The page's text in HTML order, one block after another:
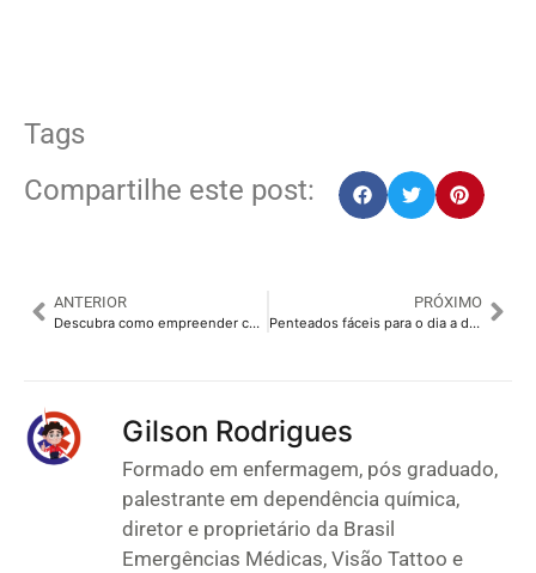
Tags
Compartilhe este post:
ANTERIOR
Descubra como empreender com sucesso: quando começar, habilidades e sua importância
PRÓXIMO
Penteados fáceis para o dia a dia, entrevistas e disfarçar a oleosidade do cabelo
Gilson Rodrigues
Formado em enfermagem, pós graduado,
palestrante em dependência química,
diretor e proprietário da Brasil
Emergências Médicas, Visão Tattoo e